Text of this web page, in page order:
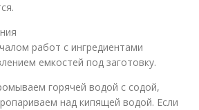
работ с ингредиентами
емкостей под заготовку.
горячей водой с содой,
над кипящей водой. Если